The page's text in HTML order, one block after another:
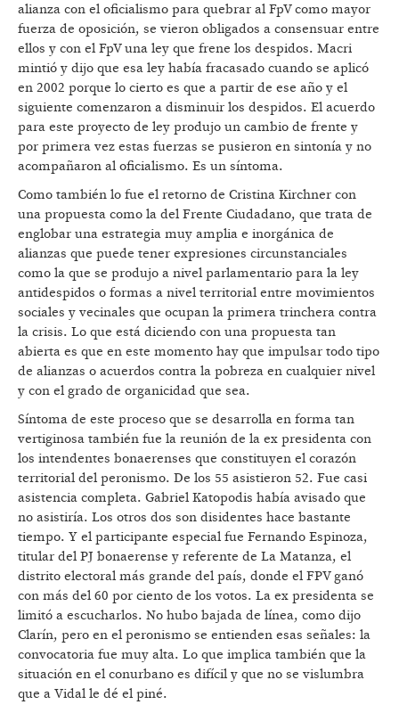
alianza con el oficialismo para quebrar al FpV como mayor
fuerza de oposición, se vieron obligados a consensuar entre
ellos y con el FpV una ley que frene los despidos. Macri
mintió y dijo que esa ley había fracasado cuando se aplicó
en 2002 porque lo cierto es que a partir de ese año y el
siguiente comenzaron a disminuir los despidos. El acuerdo
para este proyecto de ley produjo un cambio de frente y
por primera vez estas fuerzas se pusieron en sintonía y no
acompañaron al oficialismo. Es un síntoma.
Como también lo fue el retorno de Cristina Kirchner con
una propuesta como la del Frente Ciudadano, que trata de
englobar una estrategia muy amplia e inorgánica de
alianzas que puede tener expresiones circunstanciales
como la que se produjo a nivel parlamentario para la ley
antidespidos o formas a nivel territorial entre movimientos
sociales y vecinales que ocupan la primera trinchera contra
la crisis. Lo que está diciendo con una propuesta tan
abierta es que en este momento hay que impulsar todo tipo
de alianzas o acuerdos contra la pobreza en cualquier nivel
y con el grado de organicidad que sea.
Síntoma de este proceso que se desarrolla en forma tan
vertiginosa también fue la reunión de la ex presidenta con
los intendentes bonaerenses que constituyen el corazón
territorial del peronismo. De los 55 asistieron 52. Fue casi
asistencia completa. Gabriel Katopodis había avisado que
no asistiría. Los otros dos son disidentes hace bastante
tiempo. Y el participante especial fue Fernando Espinoza,
titular del PJ bonaerense y referente de La Matanza, el
distrito electoral más grande del país, donde el FPV ganó
con más del 60 por ciento de los votos. La ex presidenta se
limitó a escucharlos. No hubo bajada de línea, como dijo
Clarín, pero en el peronismo se entienden esas señales: la
convocatoria fue muy alta. Lo que implica también que la
situación en el conurbano es difícil y que no se vislumbra
que a Vidal le dé el piné.